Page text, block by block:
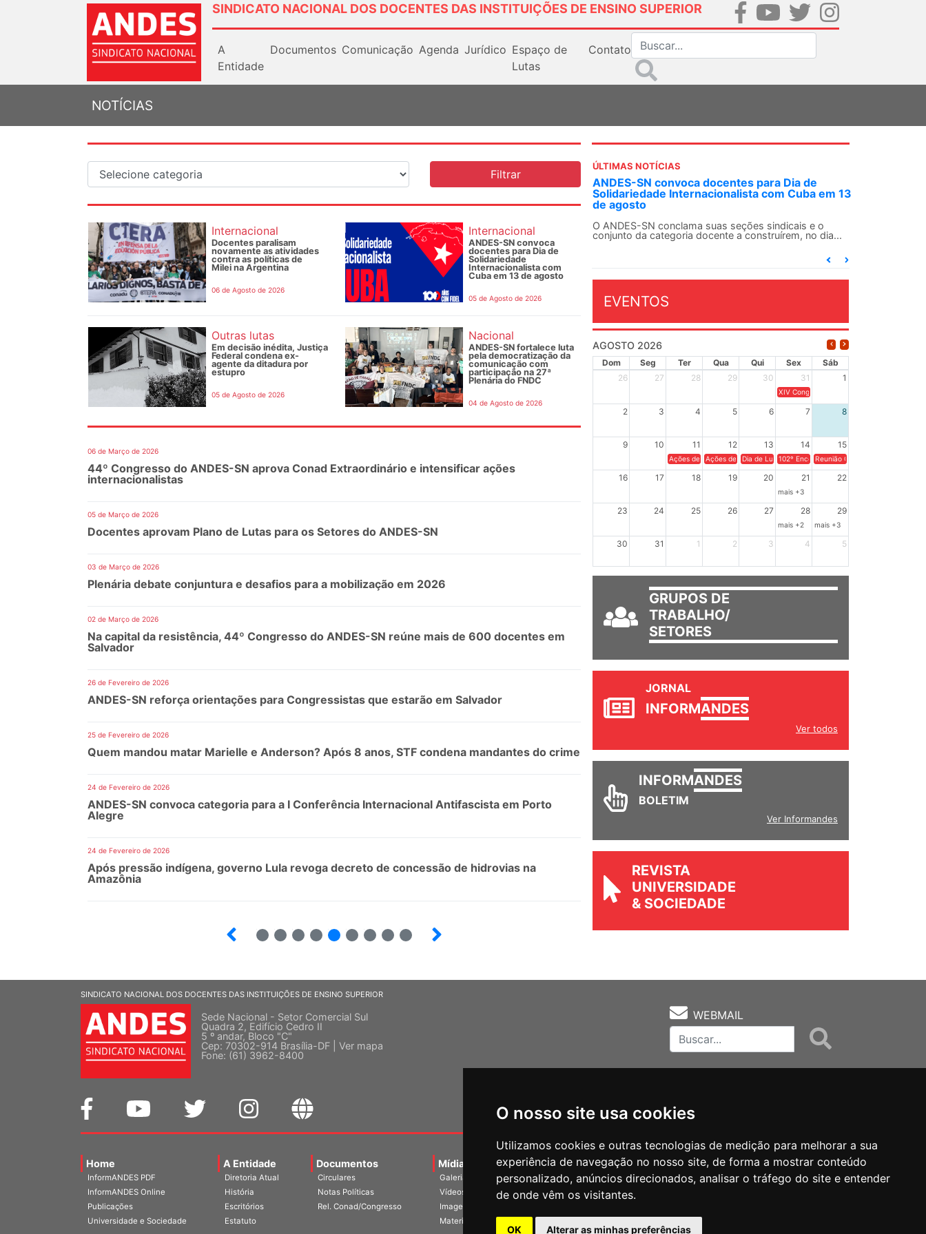
O nosso site usa cookies
Utilizamos cookies e outras tecnologias de medição para melhorar a sua
experiência de navegação no nosso site, de forma a mostrar conteúdo
personalizado, anúncios direcionados, analisar o tráfego do site e entender
de onde vêm os visitantes.
OK Alterar as minhas preferências
SINDICATO NACIONAL DOS DOCENTES DAS INSTITUIÇÕES DE ENSINO SUPERIOR
A
Entidade
Documentos Comunicação Agenda Jurídico Espaço de
Lutas
Contato
NOTÍCIAS
Internacional
Docentes paralisam
novamente as atividades
contra as políticas de
Milei na Argentina
06 de Agosto de 2026
Internacional
ANDES-SN convoca
docentes para Dia de
Solidariedade
Internacionalista com
Cuba em 13 de agosto
05 de Agosto de 2026
Outras lutas
Em decisão inédita, Justiça
Federal condena ex-
agente da ditadura por
estupro
05 de Agosto de 2026
Nacional
ANDES-SN fortalece luta
pela democratização da
comunicação com
participação na 27ª
Plenária do FNDC
04 de Agosto de 2026
06 de Março de 2026
44º Congresso do ANDES-SN aprova Conad Extraordinário e intensificar ações
internacionalistas
05 de Março de 2026
Docentes aprovam Plano de Lutas para os Setores do ANDES-SN
03 de Março de 2026
Plenária debate conjuntura e desafios para a mobilização em 2026
02 de Março de 2026
Na capital da resistência, 44º Congresso do ANDES-SN reúne mais de 600 docentes em
Salvador
26 de Fevereiro de 2026
ANDES-SN reforça orientações para Congressistas que estarão em Salvador
25 de Fevereiro de 2026
Quem mandou matar Marielle e Anderson? Após 8 anos, STF condena mandantes do crime
24 de Fevereiro de 2026
ANDES-SN convoca categoria para a I Conferência Internacional Antifascista em Porto
Alegre
24 de Fevereiro de 2026
Após pressão indígena, governo Lula revoga decreto de concessão de hidrovias na
Amazônia
ÚLTIMAS NOTÍCIAS
ANDES-SN convoca docentes para Dia de
Solidariedade Internacionalista com Cuba em 13
de agosto
O ANDES-SN conclama suas seções sindicais e o
conjunto da categoria docente a construírem, no dia...
EVENTOS
AGOSTO 2026
Dom Seg Ter Qua Qui Sex
Sáb
26
27 28 29 30 31 1
XIV Congresso Brasileiro de
2 3 4 5 6 7 8
9 10 11 12 13 14 15
Ações de solidariedade a Cuba no Rio Grande do Sul - 100 anos de Fidel: a
Ações de solidariedade a Cuba no Rio Grande do Sul - Como
Dia de Luta em Defesa de Cuba e da Soberania dos
102º Encontro da Regional Leste, “Em
Reunião GTPE.
16 17 18 19 20 21 22
mais +3
23 24 25 26 27 28 29
mais +2 mais +3
30 31 1 2 3 4 5
GRUPOS DE
TRABALHO/
SETORES
JORNAL
INFORMANDES
Ver todos
INFORMANDES
BOLETIM
Ver Informandes
REVISTA
UNIVERSIDADE
& SOCIEDADE
SINDICATO NACIONAL DOS DOCENTES DAS INSTITUIÇÕES DE ENSINO SUPERIOR
Sede Nacional - Setor Comercial Sul
Quadra 2, Edifício Cedro II
5 º andar, Bloco "C"
Cep: 70302-914 Brasília-DF | Ver mapa
Fone: (61) 3962-8400
WEBMAIL
Home
InformANDES PDF
InformANDES Online
Publicações
Universidade e Sociedade
A Entidade
Diretoria Atual
História
Escritórios
Estatuto
Documentos
Circulares
Notas Políticas
Rel. Conad/Congresso
Mídias
Galerias
Vídeos
Imagens
Materiais
Agenda Notícias Notas Técnicas Fale Conocsco